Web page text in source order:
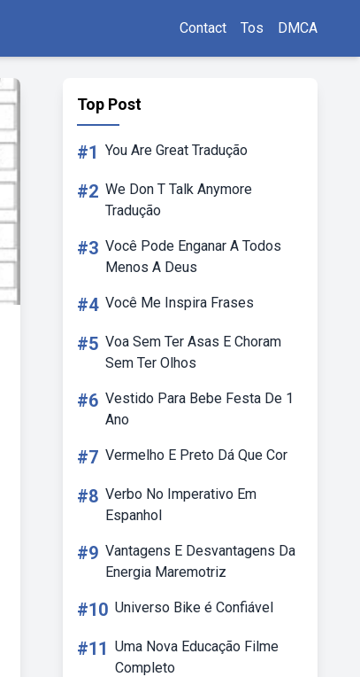
Contact Tos DMCA
Top Post
#1 You Are Great Tradução
#2 We Don T Talk Anymore
Tradução
#3 Você Pode Enganar A Todos
Menos A Deus
#4 Você Me Inspira Frases
#5 Voa Sem Ter Asas E Choram
Sem Ter Olhos
#6 Vestido Para Bebe Festa De 1
Ano
#7 Vermelho E Preto Dá Que Cor
#8 Verbo No Imperativo Em
Espanhol
#9 Vantagens E Desvantagens Da
Energia Maremotriz
#10 Universo Bike é Confiável
#11 Uma Nova Educação Filme
Completo